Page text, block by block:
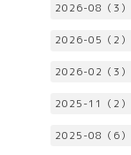
2026-08（3）
2026-05（2）
2026-02（3）
2025-11（2）
2025-08（6）